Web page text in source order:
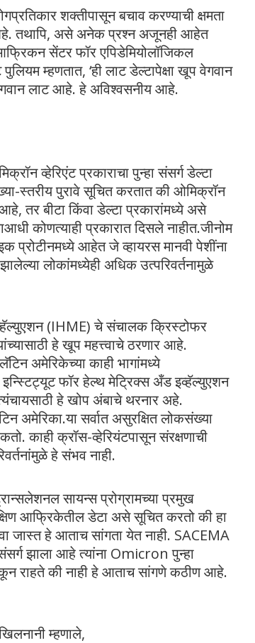
शक्तीपासून बचाव करण्याची क्षमता
तथापि, असे अनेक प्रश्न अजूनही आहेत
सेंटर फॉर एपिडेमियोलॉजिकल
म्हणतात, ‘ही लाट डेल्टापेक्षा खूप वेगवान
लाट आहे. हे अविश्वसनीय आहे.
व्हेरिएंट प्रकाराचा पुन्हा संसर्ग डेल्टा
स्तरीय पुरावे सूचित करतात की ओमिक्रॉन
तर बीटा किंवा डेल्टा प्रकारांमध्ये असे
कोणत्याही प्रकारात दिसले नाहीत.जीनोम
प्रोटीनमध्ये आहेत जे व्हायरस मानवी पेशींना
लोकांमध्येही अधिक उत्परिवर्तनामुळे
(IHME) चे संचालक क्रिस्टोफर
हे खूप महत्त्वाचे ठरणार आहे.
अमेरिकेच्या काही भागांमध्ये
इन्स्टिट्यूट फॉर हेल्थ मेट्रिक्स अँड इव्हॅल्युएशन
हे खोप अंबाचे थरनार अहे.
अमेरिका.या सर्वात असुरक्षित लोकसंख्या
काही क्रॉस-व्हेरियंटपासून संरक्षणाची
हे संभव नाही.
सायन्स प्रोग्रामच्या प्रमुख
आफ्रिकेतील डेटा असे सूचित करतो की हा
जास्त हे आताच सांगता येत नाही. SACEMA
झाला आहे त्यांना Omicron पुन्हा
राहते की नाही हे आताच सांगणे कठीण आहे.
म्हणाले,